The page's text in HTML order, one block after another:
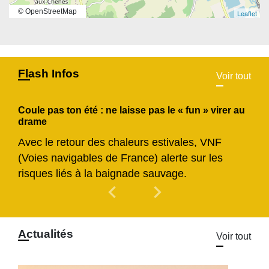
Leaflet
© OpenStreetMap
Flash Infos Voir tout
Coule pas ton été : ne laisse pas le « fun » virer au
drame
Avec le retour des chaleurs estivales, VNF
(Voies navigables de France) alerte sur les
risques liés à la baignade sauvage.
chevron_left Previous
chevron_right
Actualités Voir tout